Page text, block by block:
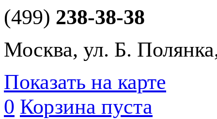
(499) 238-38-38
Москва, ул. Б.
Показать на карте
0 Корзина пуста